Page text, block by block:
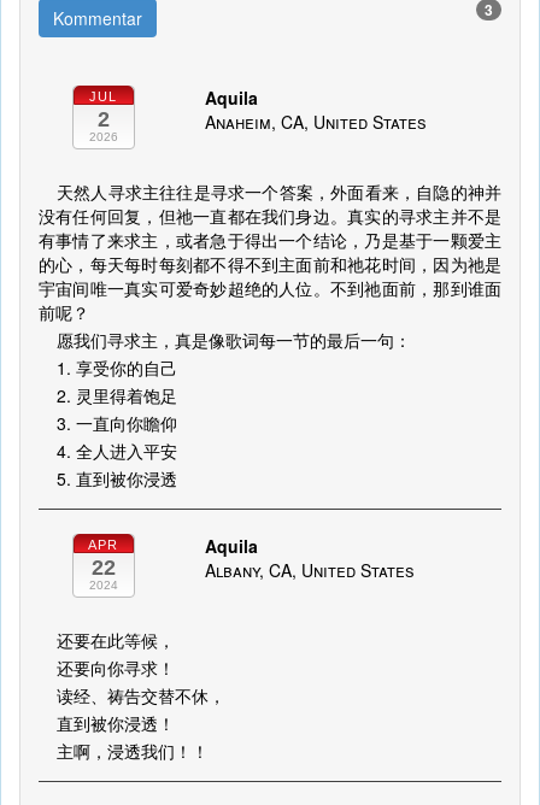
Kommentar 3
JUL
2
2026
Aquila
Anaheim, CA, United States
天然人寻求主往往是寻求一个答案，外面看来，自隐的神并
没有任何回复，但祂一直都在我们身边。真实的寻求主并不是
有事情了来求主，或者急于得出一个结论，乃是基于一颗爱主
的心，每天每时每刻都不得不到主面前和祂花时间，因为祂是
宇宙间唯一真实可爱奇妙超绝的人位。不到祂面前，那到谁面
前呢？
愿我们寻求主，真是像歌词每一节的最后一句：
1. 享受你的自己
2. 灵里得着饱足
3. 一直向你瞻仰
4. 全人进入平安
5. 直到被你浸透
APR
22
2024
Aquila
Albany, CA, United States
还要在此等候，
还要向你寻求！
读经、祷告交替不休，
直到被你浸透！
主啊，浸透我们！！